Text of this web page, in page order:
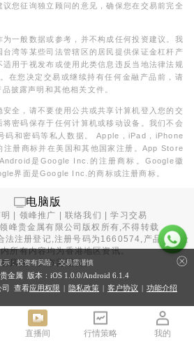
您征询独立顾问的意见，确保您在交易前完全
一般数据或参考，并不构成任何投资建议。我
湾等某些司法管辖区的居民提供保证金杠杆产
用于视发布或使用此类信息违反当地法律法规
在您决定交易或继续持有任何金融产品前，请
披露声明和其他相关文件。
全，请不要使用公共或共享计算机登入您的交
密码保存于任何计算机或移动设备。我们不会
码和密码等私人数据。 Apple，iPad，iPhone
册商标并在美国和其他国家注册。App Store
是Google Inc.的注册商标。Google徽
界面是Google Inc.的商标或注册商标。
电脑版
| 领峰推广 |联络我们 |学习交易
领峰贵金属有限公司版权所有,不得转载
法注册登记,注册号码为1660574,产品面向全
所有内容均为香港地区资讯。
风险，入市需谨慎。
直播间 行情策略 我的
示：投资有风险，交易需谨慎
金属 版本：iOS 1.0.0/Android 6.1.4
司 查看应用权限 | 隐私政策 | 客户协议 | 功能介绍